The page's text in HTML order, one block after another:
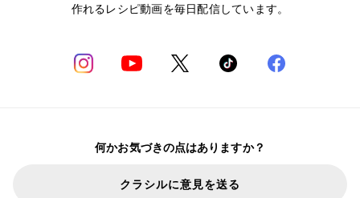
作れるレシピ動画を毎日配信しています。
何かお気づきの点はありますか？
クラシルに意見を送る